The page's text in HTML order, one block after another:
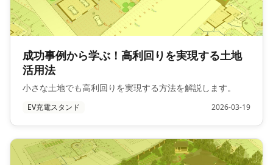
成功事例から学ぶ！高利回りを実現する土地
活用法
小さな土地でも高利回りを実現する方法を解説します。
EV充電スタンド 2026-03-19